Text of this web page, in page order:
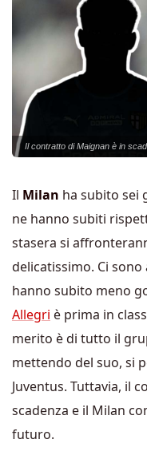
Il contratto di Maignan è in
Il Milan ha subito sei
ne hanno subiti
stasera si
delicatissimo. Ci
hanno subito meno
Allegri è prima in
merito è di tutto il
mettendo del suo, si
Juventus. Tuttavia, il
scadenza e il Milan
futuro.